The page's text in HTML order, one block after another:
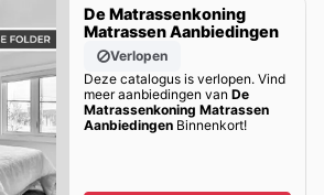
De Matrassenkoning
Matrassen Aanbiedingen
Verlopen
Deze catalogus is verlopen. Vind
meer aanbiedingen van De
Matrassenkoning Matrassen
AanbiedingenBinnenkort!